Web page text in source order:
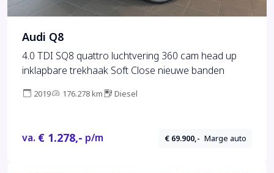
Audi Q8
4.0 TDI SQ8 quattro luchtvering 360 cam head up
inklapbare trekhaak Soft Close nieuwe banden
2019 176.278 km Diesel
va. € 1.278,- p/m € 69.900,- Marge auto